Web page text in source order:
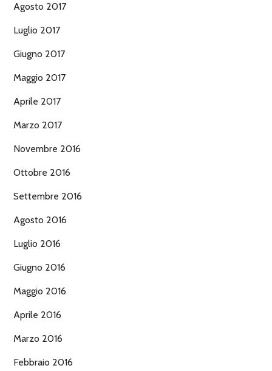
Agosto 2017
Luglio 2017
Giugno 2017
Maggio 2017
Aprile 2017
Marzo 2017
Novembre 2016
Ottobre 2016
Settembre 2016
Agosto 2016
Luglio 2016
Giugno 2016
Maggio 2016
Aprile 2016
Marzo 2016
Febbraio 2016